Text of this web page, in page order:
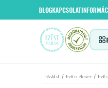
BLOGKAPCSOLAT
Főoldal / Ezüst ékszer /